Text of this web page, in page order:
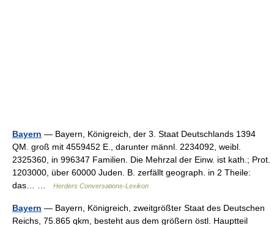
Bayern — Bayern, Königreich, der 3. Staat Deutschlands 1394
QM. groß mit 4559452 E., darunter männl. 2234092, weibl.
2325360, in 996347 Familien. Die Mehrzal der Einw. ist kath.; Prot.
1203000, über 60000 Juden. B. zerfällt geograph. in 2 Theile:
das… …
Herders Conversations-Lexikon
Bayern — Bayern, Königreich, zweitgrößter Staat des Deutschen
Reichs, 75.865 qkm, besteht aus dem größern östl. Hauptteil